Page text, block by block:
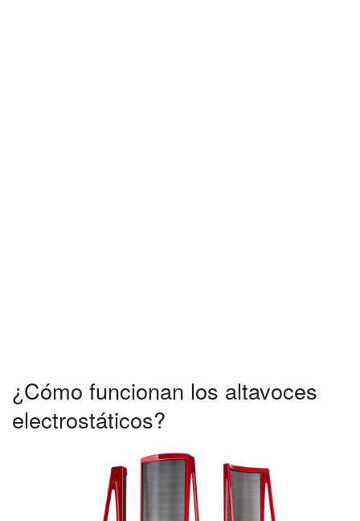
¿Cómo funcionan los altavoces
electrostáticos?